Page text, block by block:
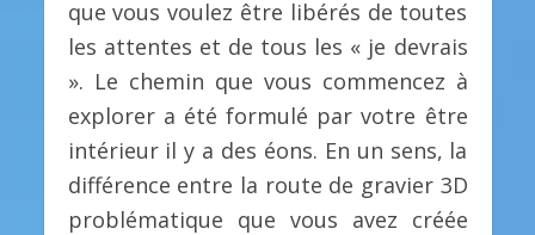
que vous voulez être libérés de toutes
les attentes et de tous les « je devrais
». Le chemin que vous commencez à
explorer a été formulé par votre être
intérieur il y a des éons. En un sens, la
différence entre la route de gravier 3D
problématique que vous avez créée